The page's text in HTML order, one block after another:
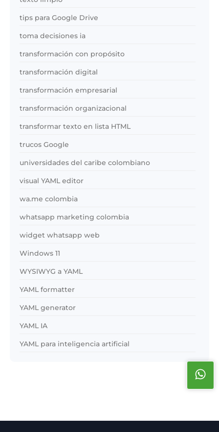
tips para Google Drive
toma decisiones ia
transformación con propósito
transformación digital
transformación empresarial
transformación organizacional
transformar texto en lista HTML
trucos Google
universidades del caribe colombiano
visual YAML editor
wa.me colombia
whatsapp marketing colombia
widget whatsapp web
Windows 11
WYSIWYG a YAML
YAML formatter
YAML generator
YAML IA
YAML para inteligencia artificial